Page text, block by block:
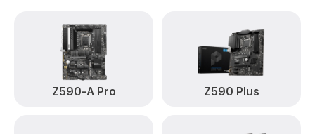
Z590-A Pro Z590 Plus